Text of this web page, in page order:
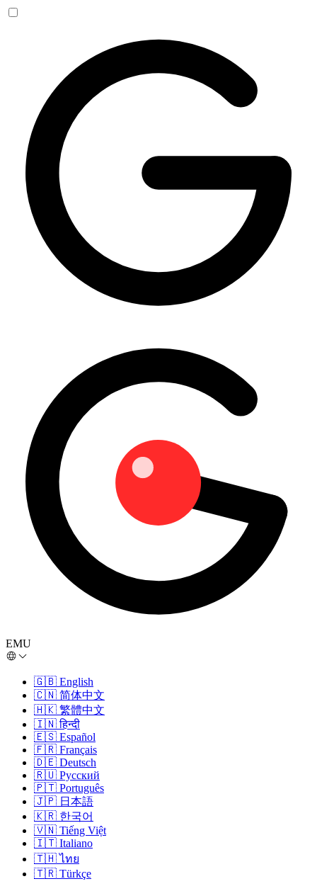
EMU
🇬🇧 English
🇨🇳 简体中文
🇭🇰 繁體中文
🇮🇳 हिन्दी
🇪🇸 Español
🇫🇷 Français
🇩🇪 Deutsch
🇷🇺 Русский
🇵🇹 Português
🇯🇵 日本語
🇰🇷 한국어
🇻🇳 Tiếng Việt
🇮🇹 Italiano
🇹🇭 ไทย
🇹🇷 Türkçe